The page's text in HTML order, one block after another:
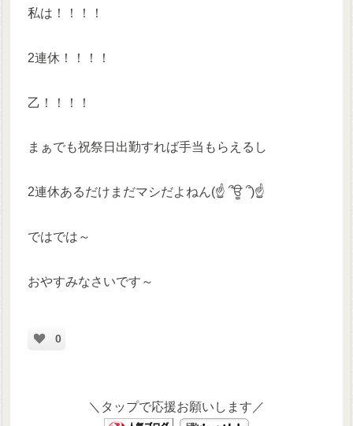
私は！！！！
2連休！！！！
乙！！！！
まぁでも祝祭日出勤すれば手当もらえるし
2連休あるだけまだマシだよねん(☝ ՞ਊ ՞)☝
ではでは～
おやすみなさいです～
0
＼タップで応援お願いします／